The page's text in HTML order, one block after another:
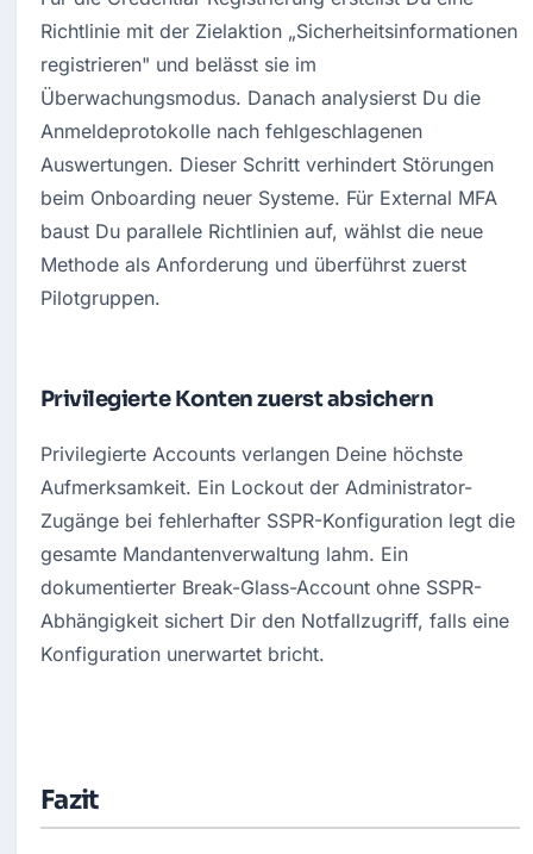
Richtlinie mit der Zielaktion „Sicherheitsinformationen
registrieren" und belässt sie im
Überwachungsmodus. Danach analysierst Du die
Anmeldeprotokolle nach fehlgeschlagenen
Auswertungen. Dieser Schritt verhindert Störungen
beim Onboarding neuer Systeme. Für External MFA
baust Du parallele Richtlinien auf, wählst die neue
Methode als Anforderung und überführst zuerst
Pilotgruppen.
Privilegierte Konten zuerst absichern
Privilegierte Accounts verlangen Deine höchste
Aufmerksamkeit. Ein Lockout der Administrator-
Zugänge bei fehlerhafter SSPR-Konfiguration legt die
gesamte Mandantenverwaltung lahm. Ein
dokumentierter Break-Glass-Account ohne SSPR-
Abhängigkeit sichert Dir den Notfallzugriff, falls eine
Konfiguration unerwartet bricht.
Fazit